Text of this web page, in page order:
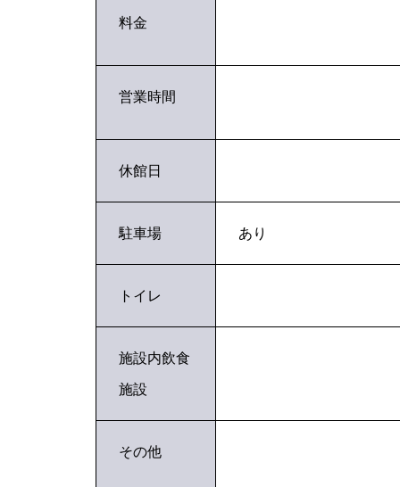
料金
営業時間
休館日
駐車場 あり
トイレ
施設内飲食
施設
その他